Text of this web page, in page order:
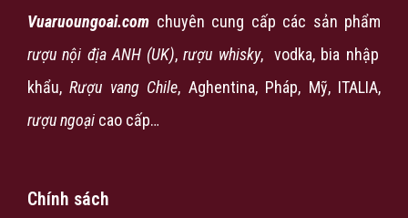
Vuaruoungoai.com chuyên cung cấp các sản phẩm
rượu nội địa ANH (UK),rượu whisky, vodka, bia nhập
khẩu,Rượu vang Chile, Aghentina, Pháp, Mỹ, ITALIA,
rượu ngoại cao cấp…
Chính sách